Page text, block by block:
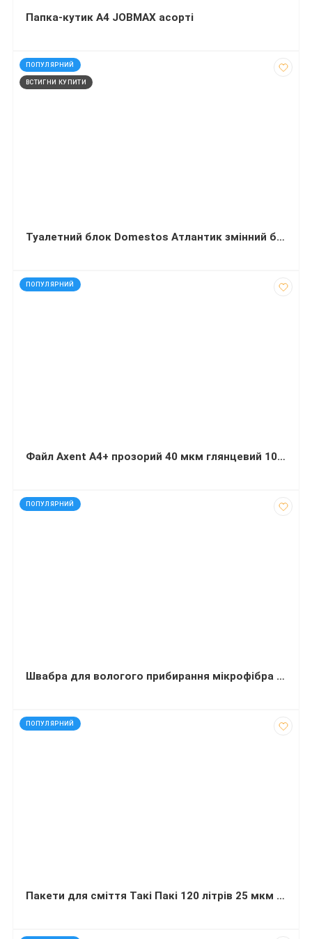
Папка-кутик А4 JOBMAX асорті
ПОПУЛЯРНИЙ
ВСТИГНИ КУПИТИ
код: 30316
Туалетний блок Domestos Атлантик змінний блок 35 г
ПОПУЛЯРНИЙ
код: 7473
Файл Axent А4+ прозорий 40 мкм глянцевий 100 штук
ПОПУЛЯРНИЙ
код: 11243
Швабра для вологого прибирання мікрофібра 42 см синя
ПОПУЛЯРНИЙ
код: 20743
Пакети для сміття Такі Пакі 120 літрів 25 мкм LDPE 15 штук чорні